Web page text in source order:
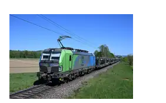
11 Torino Porta Nuova –
43 Brenner/Brennero –
Unternehmen
DB Cargo Italia S.r.l. ·NC· ex